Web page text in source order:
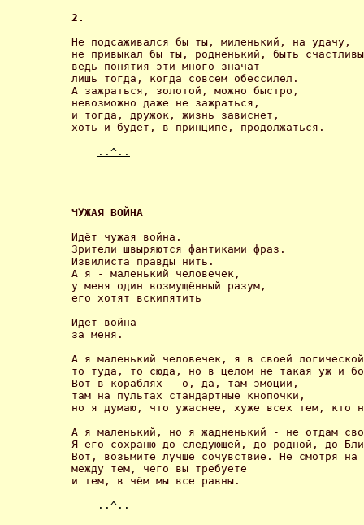
2.
Не подсаживался бы ты, миленький, на удачу,
не привыкал бы ты, родненький, быть
ведь понятия эти много значат
лишь тогда, когда совсем обессилел.
А зажраться, золотой, можно быстро,
невозможно даже не зажраться,
и тогда, дружок, жизнь зависнет,
хоть и будет, в принципе, продолжаться.
..^..
ЧУЖАЯ ВОЙНА
Идёт чужая война.
Зрители швыряются фантиками фраз.
Извилиста правды нить.
А я - маленький человечек,
у меня один возмущённый разум,
его хотят вскипятить
Идёт война -
за меня.
А я маленький человечек, я в своей
то туда, то сюда, но в целом не такая уж и
Вот в кораблях - о, да, там эмоции,
там на пультах стандартные кнопочки,
но я думаю, что ужаснее, хуже всех тем, кто
А я маленький, но я жадненький - не отдам
Я его сохраню до следующей, до родной, до
Вот, возьмите лучше сочувствие. Не смотря на
между тем, чего вы требуете
и тем, в чём мы все равны.
..^..